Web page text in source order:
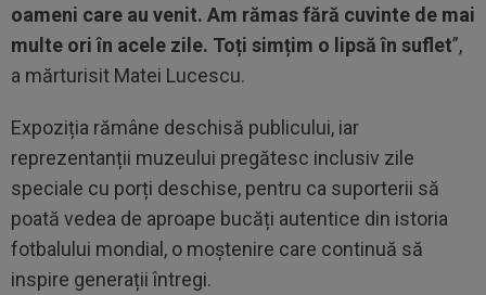
oameni care au venit. Am rămas fără cuvinte de mai
multe ori în acele zile. Toți simțim o lipsă în suflet”,
a mărturisit Matei Lucescu.
Expoziția rămâne deschisă publicului, iar
reprezentanții muzeului pregătesc inclusiv zile
speciale cu porți deschise, pentru ca suporterii să
poată vedea de aproape bucăți autentice din istoria
fotbalului mondial, o moștenire care continuă să
inspire generații întregi.